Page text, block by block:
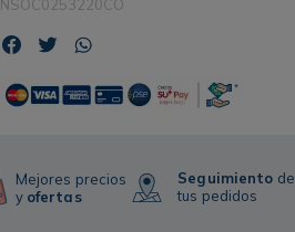
NSOC0253220CO
Mejores precios
y ofertas
Seguimiento de
tus pedidos